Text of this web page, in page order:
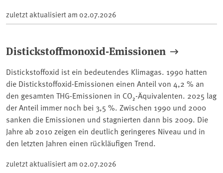
zuletzt aktualisiert am 02.07.2026
Distickstoffmonoxid-Emissionen
Distickstoffoxid ist ein bedeutendes Klimagas. 1990 hatten
die Distickstoffoxid-Emissionen einen Anteil von 4,2 % an
den gesamten THG-Emissionen in CO₂-Äquivalenten. 2025 lag
der Anteil immer noch bei 3,5 %. Zwischen 1990 und 2000
sanken die Emissionen und stagnierten dann bis 2009. Die
Jahre ab 2010 zeigen ein deutlich geringeres Niveau und in
den letzten Jahren einen rückläufigen Trend.
zuletzt aktualisiert am 02.07.2026